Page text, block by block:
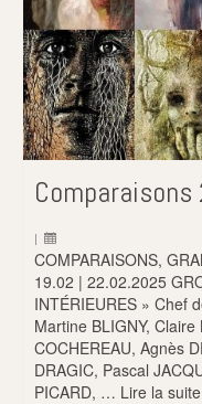
Comparaisons
|
COMPARAISONS,
19.02 | 22.02.2025
INTÉRIEURES » Chef
Martine BLIGNY,
COCHEREAU, Agnès
DRAGIC, Pascal
PICARD, … Lire la suite